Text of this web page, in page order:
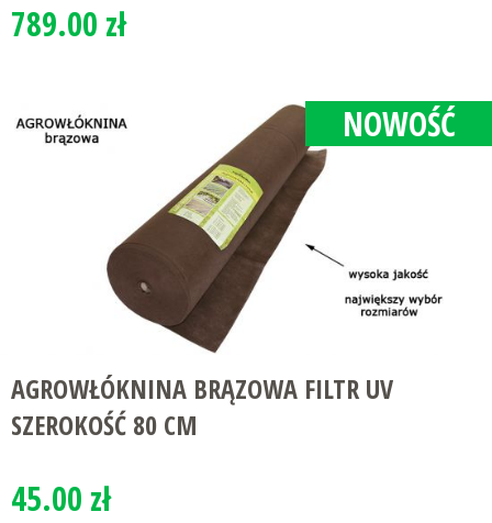
789.00 zł
NOWOŚĆ
AGROWŁÓKNINA BRĄZOWA FILTR UV
SZEROKOŚĆ 80 CM
45.00 zł